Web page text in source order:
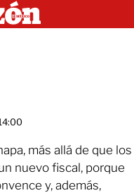
más allá de que los
nuevo fiscal, porque
y, además,